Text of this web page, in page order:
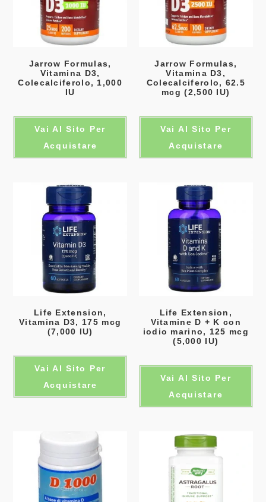
Jarrow Formulas,
Vitamina D3,
Colecalciferolo, 1,000
IU
Vai Al Sito Per
Acquistare
Jarrow Formulas,
Vitamina D3,
Colecalciferolo, 62.5
mcg (2,500 IU)
Vai Al Sito Per
Acquistare
Life Extension,
Vitamina D3, 175 mcg
(7,000 IU)
Vai Al Sito Per
Acquistare
Life Extension,
Vitamine D + K con
iodio marino, 125 mcg
(5,000 IU)
Vai Al Sito Per
Acquistare